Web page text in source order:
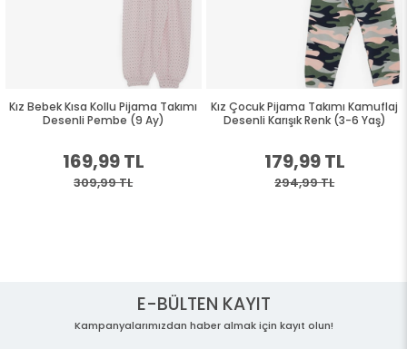
Kız Bebek Kısa Kollu Pijama Takımı
Desenli Pembe (9 Ay)
169,99 TL
309,99 TL
Kız Çocuk Pijama Takımı Kamuflaj
Desenli Karışık Renk (3-6 Yaş)
179,99 TL
294,99 TL
E-BÜLTEN KAYIT
Kampanyalarımızdan haber almak için kayıt olun!